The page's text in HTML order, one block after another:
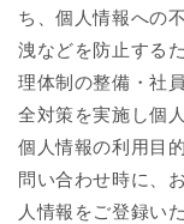
ち、個人情報への
洩などを防止する
理体制の整備・社
全対策を実施し個
個人情報の利用目
問い合わせ時に、
人情報をご登録い